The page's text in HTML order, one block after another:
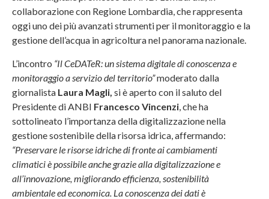
collaborazione con Regione Lombardia, che rappresenta
oggi uno dei più avanzati strumenti per il monitoraggio e la
gestione dell’acqua in agricoltura nel panorama nazionale.
L’incontro “Il CeDATeR: un sistema digitale di conoscenza e
monitoraggio a servizio del territorio”moderato dalla
giornalista Laura Magli, si è aperto con il saluto del
Presidente di ANBI Francesco Vincenzi, che ha
sottolineato l’importanza della digitalizzazione nella
gestione sostenibile della risorsa idrica, affermando:
“Preservare le risorse idriche di fronte ai cambiamenti
climatici è possibile anche grazie alla digitalizzazione e
all’innovazione, migliorando efficienza, sostenibilità
ambientale ed economica. La conoscenza dei dati è